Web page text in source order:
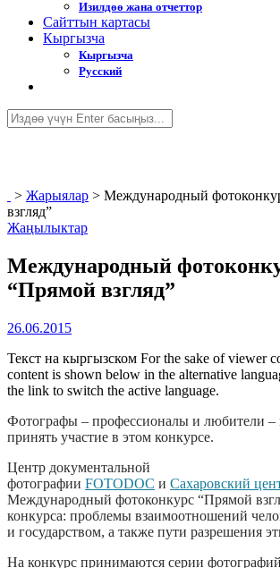
Изилдөө жана отчеттор
Cайттын картасы
Кыргызча
Кыргызча
Русский
> Жарыялар > Международный
взгляд”
Жаңылыктар
Международный
“Прямой взгляд”
26.06.2015
Текст на кыргызском For the sake of viewer
content is shown below in the alternative
the link to switch the active language.
Фотографы – профессионалы и любители –
принять участие в этом конкурсе.
Центр документальной
фотографии FOTODOC и Сахаровский
Международный фотоконкурс “Прямой
конкурса: проблемы взаимоотношений
и государством, а также пути разрешения
На конкурс принимаются серии